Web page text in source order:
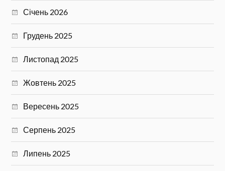
Січень 2026
Грудень 2025
Листопад 2025
Жовтень 2025
Вересень 2025
Серпень 2025
Липень 2025